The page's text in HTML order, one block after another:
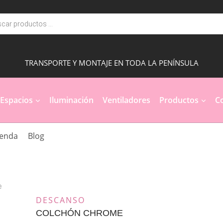
TRANSPORTE Y MONTAJE EN TODA LA PENÍNSULA
Espacios Iluminación Ventiladores Productos
Blog
DESCANSO
COLCHÓN CHROME